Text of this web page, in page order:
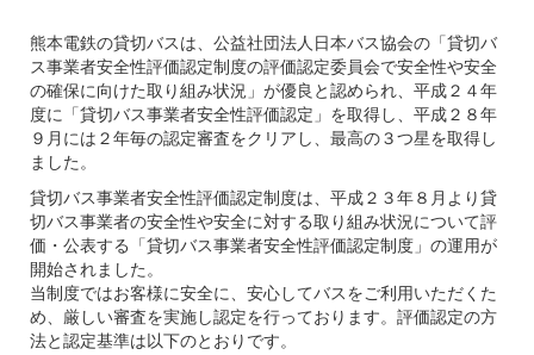
熊本電鉄の貸切バスは、公益社団法人日本バス協会の「貸切バ
ス事業者安全性評価認定制度の評価認定委員会で安全性や安全
の確保に向けた取り組み状況」が優良と認められ、平成２４年
度に「貸切バス事業者安全性評価認定」を取得し、平成２８年
９月には２年毎の認定審査をクリアし、最高の３つ星を取得し
ました。
貸切バス事業者安全性評価認定制度は、平成２３年８月より貸
切バス事業者の安全性や安全に対する取り組み状況について評
価・公表する「貸切バス事業者安全性評価認定制度」の運用が
開始されました。
当制度ではお客様に安全に、安心してバスをご利用いただくた
め、厳しい審査を実施し認定を行っております。評価認定の方
法と認定基準は以下のとおりです。